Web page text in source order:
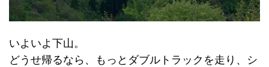
いよいよ下山。
どうせ帰るなら、もっとダブルトラックを走り、シ